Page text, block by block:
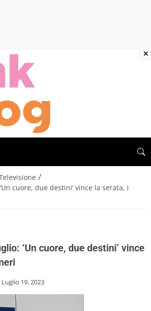
/
cuore, due destini’ vince la serata, i
‘Un cuore, due destini’ vince
Luglio 19, 2023
×